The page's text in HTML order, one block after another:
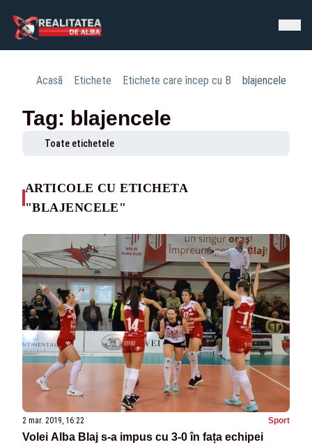
Acasă Etichete Etichete care încep cu B blajencele
Tag: blajencele
Toate etichetele
ARTICOLE CU ETICHETA
"BLAJENCELE"
2 mar. 2019, 16:22 Sport
Volei Alba Blaj s-a impus cu 3-0 în fața echipei